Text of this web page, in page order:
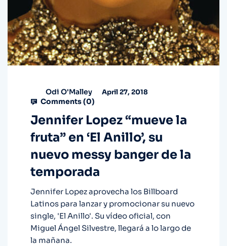
Odi O'Malley April 27, 2018
Comments (0)
Jennifer Lopez “mueve la
fruta” en ‘El Anillo’, su
nuevo messy banger de la
temporada
Jennifer Lopez aprovecha los Billboard
Latinos para lanzar y promocionar su nuevo
single, 'El Anillo'. Su vídeo oficial, con
Miguel Ángel Silvestre, llegará a lo largo de
la mañana.